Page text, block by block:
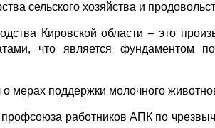
сельского хозяйства и
Кировской области – это
что является фундаментом
мерах поддержки молочного
работников АПК по